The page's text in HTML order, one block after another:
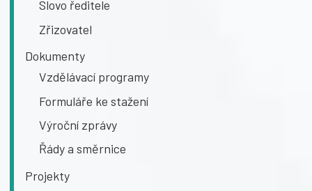
Slovo ředitele
Zřizovatel
Dokumenty
Vzdělávací programy
Formuláře ke stažení
Výroční zprávy
Řády a směrnice
Projekty